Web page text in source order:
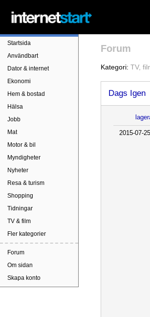
Startsida
Användbart
Dator & internet
Ekonomi
Hem & bostad
Hälsa
Jobb
Mat
Motor & bil
Myndigheter
Nyheter
Resa & turism
Shopping
Tidningar
TV & film
Fler kategorier
Forum
Om sidan
Skapa konto
Forum
Kategori:TV,
Dags Igen
2015-07-